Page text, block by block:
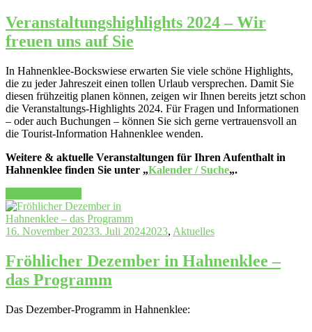
Veranstaltungshighlights 2024 – Wir
freuen uns auf Sie
In Hahnenklee-Bockswiese erwarten Sie viele schöne Highlights,
die zu jeder Jahreszeit einen tollen Urlaub versprechen. Damit Sie
diesen frühzeitig planen können, zeigen wir Ihnen bereits jetzt schon
die Veranstaltungs-Highlights 2024. Für Fragen und Informationen
– oder auch Buchungen – können Sie sich gerne vertrauensvoll an
die Tourist-Information Hahnenklee wenden.
Weitere & aktuelle Veranstaltungen für Ihren Aufenthalt in
Hahnenklee finden Sie unter „Kalender / Suche„.
2024
–
Wir
uns
auf
Sie“
16. November 20233. Juli 20242023, Aktuelles
Fröhlicher Dezember in Hahnenklee –
das Programm
Das Dezember-Programm in Hahnenklee: